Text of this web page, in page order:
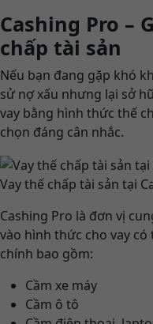
Cashing Pro –
chấp tài sản
Nếu bạn đang gặp khó
sử nợ xấu nhưng lại sở
vay bằng hình thức thế
chọn đáng cân nhắc.
Vay thế chấp tài sản tại
Cashing Pro là đơn vị
vào hình thức cho vay có
chính bao gồm:
Cầm xe máy
Cầm ô tô